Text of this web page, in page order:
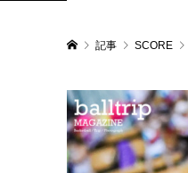
記事 SCORE